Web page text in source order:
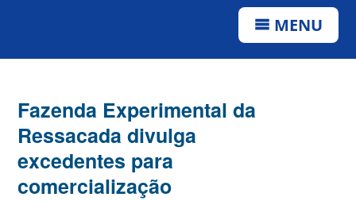
MENU
Fazenda Experimental da
Ressacada divulga
excedentes para
comercialização